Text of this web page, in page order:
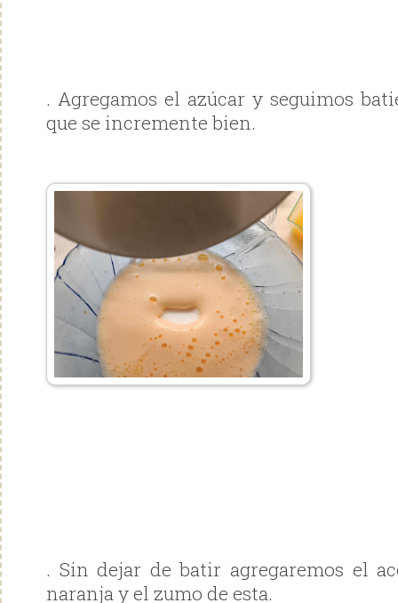
. Agregamos el azúcar y seguimos
que se incremente bien.
. Sin dejar de batir agregaremos el
naranja y el zumo de esta.